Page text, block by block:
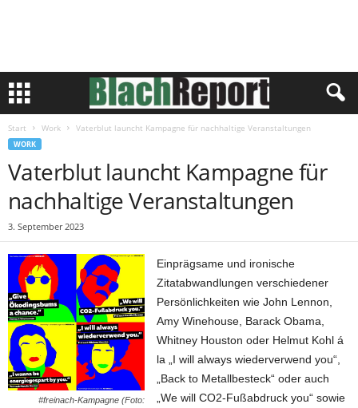
Start Work Vaterblut launcht Kampagne für nachhaltige Veranstaltungen
WORK
Vaterblut launcht Kampagne für
nachhaltige Veranstaltungen
3. September 2023
#freinach-Kampagne (Foto:
Einprägsame und ironische
Zitatabwandlungen verschiedener
Persönlichkeiten wie John Lennon,
Amy Winehouse, Barack Obama,
Whitney Houston oder Helmut Kohl á
la „I will always wiederverwend you“,
„Back to Metallbesteck“ oder auch
„We will CO2-Fußabdruck you“ sowie